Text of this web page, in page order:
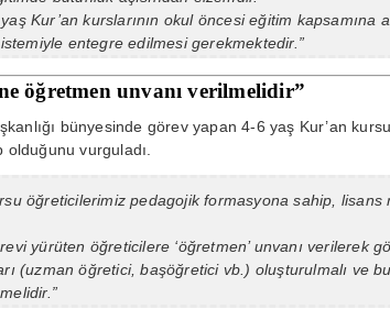
Kur’an kurslarının okul öncesi eğitim kapsamına
entegre edilmesi gerekmektedir.”
öğretmen unvanı verilmelidir”
bünyesinde görev yapan 4-6 yaş Kur’an
vurguladı.
öğreticilerimiz pedagojik formasyona sahip, lisans
yürüten öğreticilere ‘öğretmen’ unvanı verilerek
(uzman öğretici, başöğretici vb.) oluşturulmalı ve